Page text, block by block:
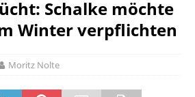
Schalke möchte
Winter verpflichten
Moritz Nolte